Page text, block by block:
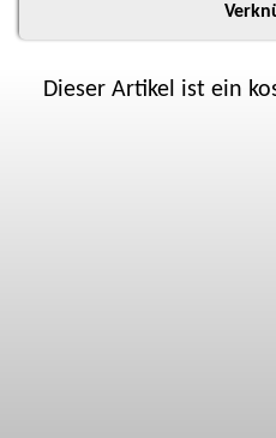
Dieser Artikel ist ein